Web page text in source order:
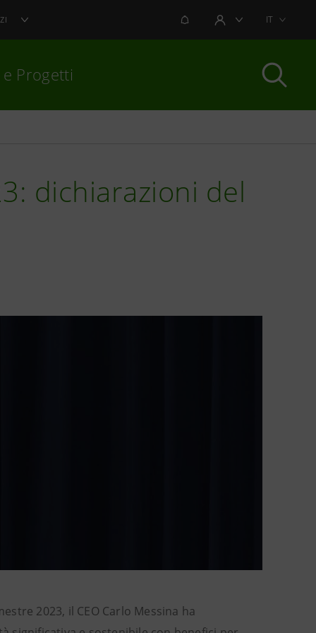
NOTIFICHEAREA UTENTEIT
e Progetti
dichiarazioni del
2023, il CEO Carlo Messina ha